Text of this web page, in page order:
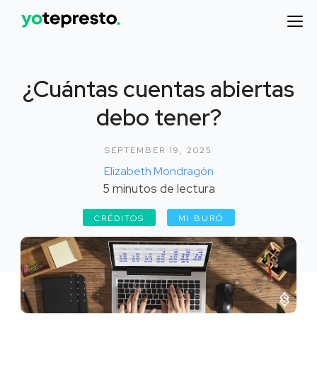
¿Cuántas cuentas abiertas
debo tener?
SEPTEMBER 19, 2025
Elizabeth Mondragón
5 minutos de lectura
CRÉDITOS MI BURÓ